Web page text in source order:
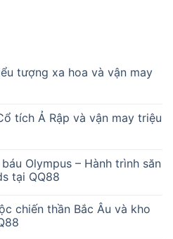
tượng xa hoa và vận may
tích Ả Rập và vận may triệu
Olympus – Hành trình săn
tại QQ88
chiến thần Bắc Âu và kho